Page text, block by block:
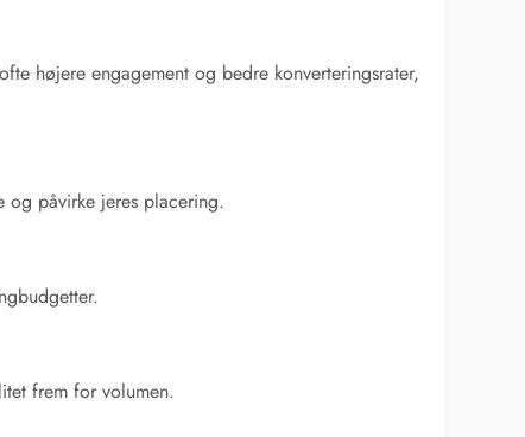
højere engagement og bedre konverteringsrater,
og påvirke jeres placering.
frem for volumen.